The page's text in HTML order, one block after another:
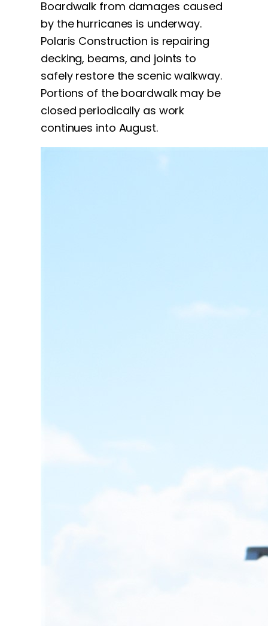
Boardwalk from damages caused
by the hurricanes is underway.
Polaris Construction is repairing
decking, beams, and joints to
safely restore the scenic walkway.
Portions of the boardwalk may be
closed periodically as work
continues into August.